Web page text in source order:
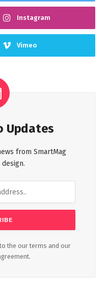
Instagram
Vimeo
Updates
from SmartMag
the our terms and our